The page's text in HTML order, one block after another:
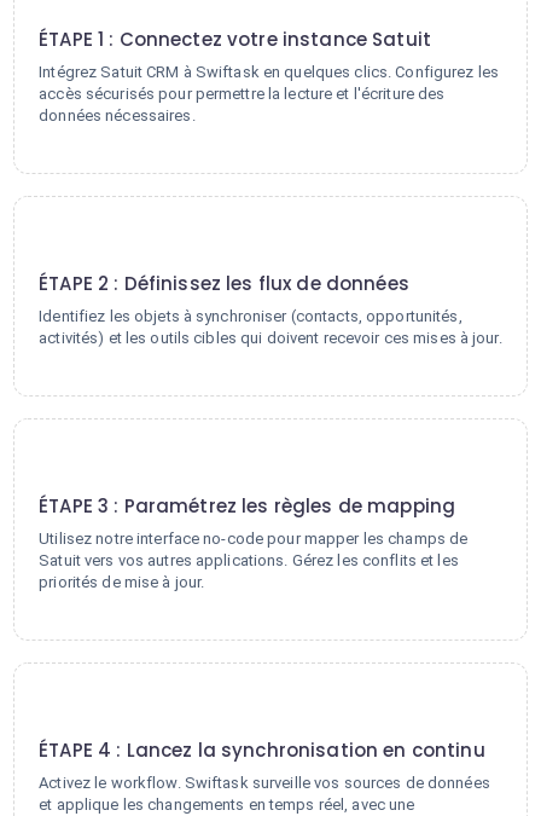
ÉTAPE 1 : Connectez votre instance Satuit
Intégrez Satuit CRM à Swiftask en quelques clics. Configurez les
accès sécurisés pour permettre la lecture et l'écriture des
données nécessaires.
ÉTAPE 2 : Définissez les flux de données
Identifiez les objets à synchroniser (contacts, opportunités,
activités) et les outils cibles qui doivent recevoir ces mises à jour.
ÉTAPE 3 : Paramétrez les règles de mapping
Utilisez notre interface no-code pour mapper les champs de
Satuit vers vos autres applications. Gérez les conflits et les
priorités de mise à jour.
ÉTAPE 4 : Lancez la synchronisation en continu
Activez le workflow. Swiftask surveille vos sources de données
et applique les changements en temps réel, avec une